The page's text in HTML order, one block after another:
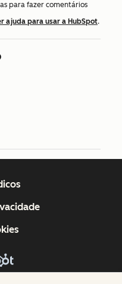
para fazer comentários
ajuda para usar a HubSpot.
Inc.